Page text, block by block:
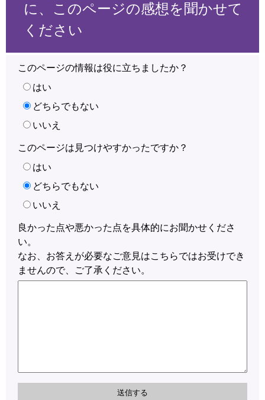
に、このページの感想を聞かせて
ください
このページの情報は役に立ちましたか？
はい
どちらでもない
いいえ
このページは見つけやすかったですか？
はい
どちらでもない
いいえ
良かった点や悪かった点を具体的にお聞かせくださ
い。
なお、お答えが必要なご意見はこちらではお受けでき
ませんので、ご了承ください。